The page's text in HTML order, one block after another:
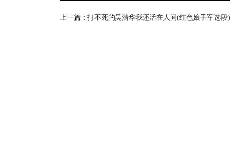
上一篇： 打不死的吴清华我还活在人间(红色娘子军选段)简谱京剧,展现顽强抗争精神